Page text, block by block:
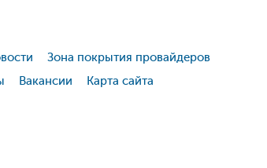
Зона покрытия провайдеров
Вакансии Карта сайта